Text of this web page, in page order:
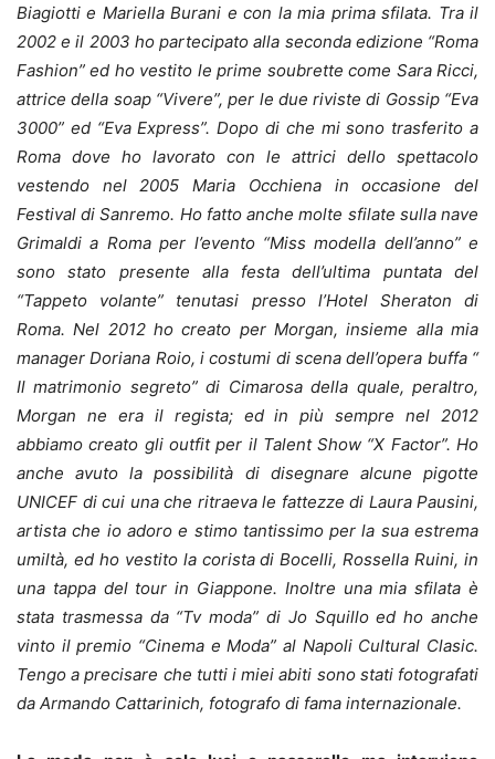
Biagiotti e Mariella Burani e con la mia prima sfilata. Tra il
2002 e il 2003 ho partecipato alla seconda edizione “Roma
Fashion” ed ho vestito le prime soubrette come Sara Ricci,
attrice della soap “Vivere”, per le due riviste di Gossip “Eva
3000” ed “Eva Express”. Dopo di che mi sono trasferito a
Roma dove ho lavorato con le attrici dello spettacolo
vestendo nel 2005 Maria Occhiena in occasione del
Festival di Sanremo. Ho fatto anche molte sfilate sulla nave
Grimaldi a Roma per l’evento “Miss modella dell’anno” e
sono stato presente alla festa dell’ultima puntata del
“Tappeto volante” tenutasi presso l’Hotel Sheraton di
Roma. Nel 2012 ho creato per Morgan, insieme alla mia
manager Doriana Roio, i costumi di scena dell’opera buffa “
Il matrimonio segreto” di Cimarosa della quale, peraltro,
Morgan ne era il regista; ed in più sempre nel 2012
abbiamo creato gli outfit per il Talent Show “X Factor”. Ho
anche avuto la possibilità di disegnare alcune pigotte
UNICEF di cui una che ritraeva le fattezze di Laura Pausini,
artista che io adoro e stimo tantissimo per la sua estrema
umiltà, ed ho vestito la corista di Bocelli, Rossella Ruini, in
una tappa del tour in Giappone. Inoltre una mia sfilata è
stata trasmessa da “Tv moda” di Jo Squillo ed ho anche
vinto il premio “Cinema e Moda” al Napoli Cultural Clasic.
Tengo a precisare che tutti i miei abiti sono stati fotografati
da Armando Cattarinich, fotografo di fama internazionale.